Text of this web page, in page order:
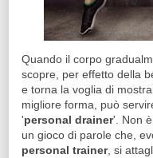
Quando il corpo
scopre, per effetto della
e torna la voglia di
migliore forma, può
'personal drainer'. Non
un gioco di parole che,
personal trainer, si